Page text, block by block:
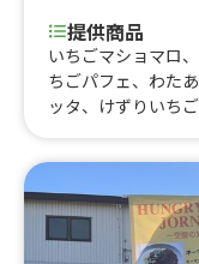
提供商品
いちごマショマロ
ちごパフェ、わた
ッタ、けずりいち
ジュース、いちご
コがけいちご、マ
大福、いちごバウ